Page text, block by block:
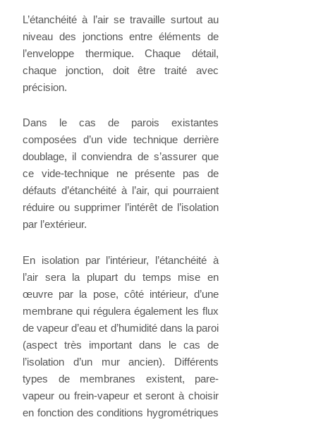
L’étanchéité à l’air se travaille surtout au
niveau des jonctions entre éléments de
l’enveloppe thermique. Chaque détail,
chaque jonction, doit être traité avec
précision.
Dans le cas de parois existantes
composées d’un vide technique derrière
doublage, il conviendra de s’assurer que
ce vide-technique ne présente pas de
défauts d’étanchéité à l’air, qui pourraient
réduire ou supprimer l’intérêt de l’isolation
par l’extérieur.
En isolation par l’intérieur, l’étanchéité à
l’air sera la plupart du temps mise en
œuvre par la pose, côté intérieur, d’une
membrane qui régulera également les flux
de vapeur d’eau et d’humidité dans la paroi
(aspect très important dans le cas de
l’isolation d’un mur ancien). Différents
types de membranes existent, pare-
vapeur ou frein-vapeur et seront à choisir
en fonction des conditions hygrométriques